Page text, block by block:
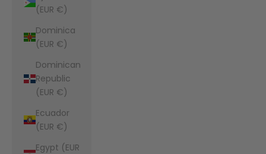
(EUR €)
Dominica
(EUR €)
Dominican
Republic
(EUR €)
Ecuador
(EUR €)
Egypt (EUR